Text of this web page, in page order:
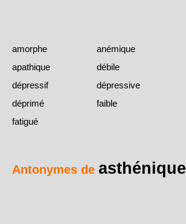
amorphe
anémique
apathique
débile
dépressif
dépressive
déprimé
faible
fatigué
Antonymes de asthénique